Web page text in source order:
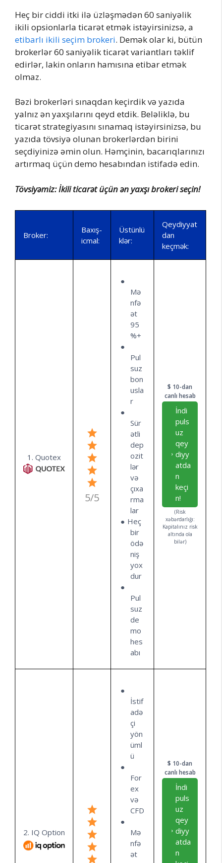
Heç bir ciddi itki ilə üzləşmədən 60 saniyəlik
ikili opsionlarla ticarət etmək istəyirsinizsə, a
etibarlı ikili seçim brokeri. Demək olar ki, bütün
brokerlər 60 saniyəlik ticarət variantları təklif
edirlər, lakin onların hamısına etibar etmək
olmaz.
Bəzi brokerləri sınaqdan keçirdik və yazıda
yalnız ən yaxşılarını qeyd etdik. Beləliklə, bu
ticarət strategiyasını sınamaq istəyirsinizsə, bu
yazıda tövsiyə olunan brokerlərdən birini
seçdiyinizə əmin olun. Həmçinin, bacarıqlarınızı
artırmaq üçün demo hesabından istifadə edin.
Tövsiyəmiz: İkili ticarət üçün ən yaxşı brokeri seçin!
Broker:
Baxış-
icmal:
Üstünlü
klər:
Qeydiyyat
dan
keçmək:
1. Quotex
5/5
Mə
nfə
ət
95
%+
Pul
suz
bon
usla
r
Sür
ətli
dep
ozit
lər
və
çıxa
rma
lar
Heç
bir
ödə
niş
yox
dur
Pul
suz
de
mo
hes
abı
$ 10-dan
canlı hesab
İndi
puls
uz
qey
diyy
atda
n
keçi
n!
(Risk
xəbərdarlığı:
Kapitalınız risk
altında ola
bilər)
2. IQ Option
İstif
adə
çi
yön
üml
ü
For
ex
və
CFD
Mə
nfə
ət
$ 10-dan
canlı hesab
İndi
puls
uz
qey
diyy
atda
n